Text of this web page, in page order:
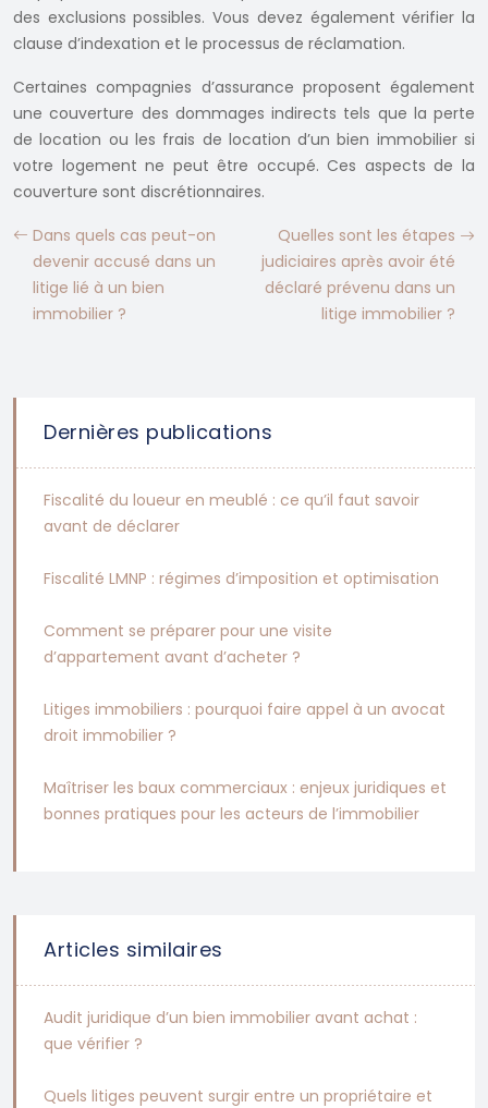
des exclusions possibles. Vous devez également vérifier la
clause d’indexation et le processus de réclamation.
Certaines compagnies d’assurance proposent également
une couverture des dommages indirects tels que la perte
de location ou les frais de location d’un bien immobilier si
votre logement ne peut être occupé. Ces aspects de la
couverture sont discrétionnaires.
Dans quels cas peut-on
devenir accusé dans un
litige lié à un bien
immobilier ?
Quelles sont les étapes
judiciaires après avoir été
déclaré prévenu dans un
litige immobilier ?
Dernières publications
Fiscalité du loueur en meublé : ce qu’il faut savoir
avant de déclarer
Fiscalité LMNP : régimes d’imposition et optimisation
Comment se préparer pour une visite
d’appartement avant d’acheter ?
Litiges immobiliers : pourquoi faire appel à un avocat
droit immobilier ?
Maîtriser les baux commerciaux : enjeux juridiques et
bonnes pratiques pour les acteurs de l’immobilier
Articles similaires
Audit juridique d’un bien immobilier avant achat :
que vérifier ?
Quels litiges peuvent surgir entre un propriétaire et